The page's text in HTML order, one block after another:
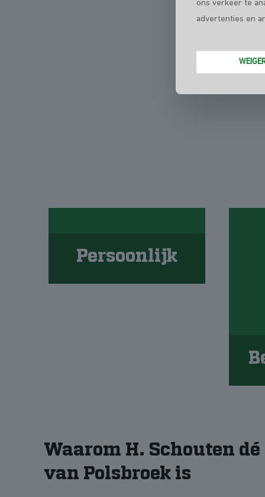
Persoonlijk
Waarom H. Schouten
van Polsbroek is
ons verkeer te
advertenties en